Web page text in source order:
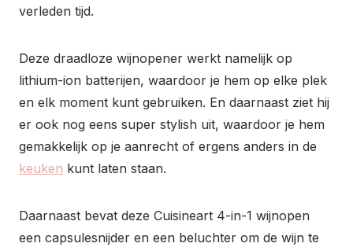
verleden tijd.
Deze draadloze wijnopener werkt namelijk op
lithium-ion batterijen, waardoor je hem op elke plek
en elk moment kunt gebruiken. En daarnaast ziet hij
er ook nog eens super stylish uit, waardoor je hem
gemakkelijk op je aanrecht of ergens anders in de
keuken kunt laten staan.
Daarnaast bevat deze Cuisineart 4-in-1 wijnopen
een capsulesnijder en een beluchter om de wijn te